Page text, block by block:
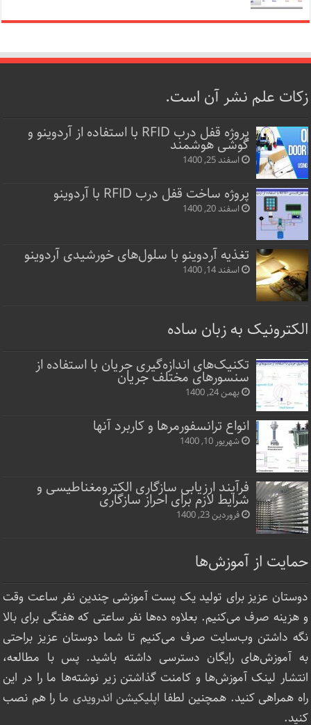
زکات علم نشر آن است.
پروژه قفل‌ درب RFID با استفاده از آردوینو و
گوشی هوشمند
اسفند 25, 1400
پروژه ساخت قفل‌ درب RFID با آردوینو
اسفند 20, 1400
تغذیه آردوینو با سلول‌های خورشیدی آردوینو
اسفند 14, 1400
الکترونیک به زبان ساده
تکنیک‌های اندازه‌گیری جریان با استفاده از
سنسورهای مختلف جریان
بهمن 24, 1400
انواع ترانسفورمرها و کاربرد آنها
شهریور 10, 1400
فرآیند ارزیابی سازگاری الکترومغناطیسی و
شرایط لازم برای احراز سازگاری
فروردین 23, 1400
حمایت از آموزش‌ها
دوستان عزیز برای تولید یک پست آموزشی چندین نفر ساعت‌ وقت
و هزینه صرف می‌کنیم. بعلاوه ده‌ها نفر ساعتی که هفتگی برای بالا
نگه داشتن وب‌سایت صرف ‌می‌کنیم تا شما دوستان عزیز براحتی
به آموزش‌های رایگان دسترسی داشته باشید. پس با مطالعه،
انتشار لینک‌ آموزش‌ها و کامنت گذاشتن زیر نوشته‌‌ها ما را در این
راه همراهی کنید. همچنین لطفا اپلیکیشن اندرویدی ما را هم نصب
کنید.